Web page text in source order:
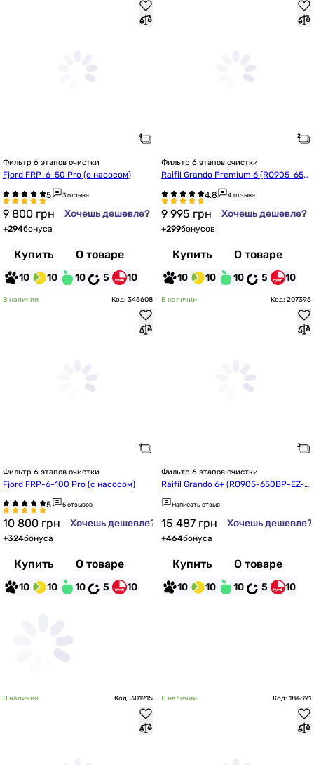
Фильтр 6 этапов очистки
Fjord FRP-6-50 Pro (с насосом)
3 отзыва
9 800 грн Хочешь дешевле?
+294бонуса
Купить О товаре
10 10 10 5 10
Фильтр 6 этапов очистки
Raifil Grando Premium 6 (RO905-650
4 отзыва
9 995 грн Хочешь дешевле?
+299бонусов
Купить О товаре
10 10 10 5 10
В наличии Код: 345608
Фильтр 6 этапов очистки
Fjord FRP-6-100 Pro (с насосом)
5 отзывов
10 800 грн Хочешь дешевле?
+324бонуса
Купить О товаре
10 10 10 5 10
В наличии Код: 207395
Фильтр 6 этапов очистки
Raifil Grando 6+ (RO905-650BP-EZ-S
75G)
Написать отзыв
15 487 грн Хочешь дешевле?
+464бонуса
Купить О товаре
10 10 10 5 10
В наличии Код: 301915 В наличии Код: 184891